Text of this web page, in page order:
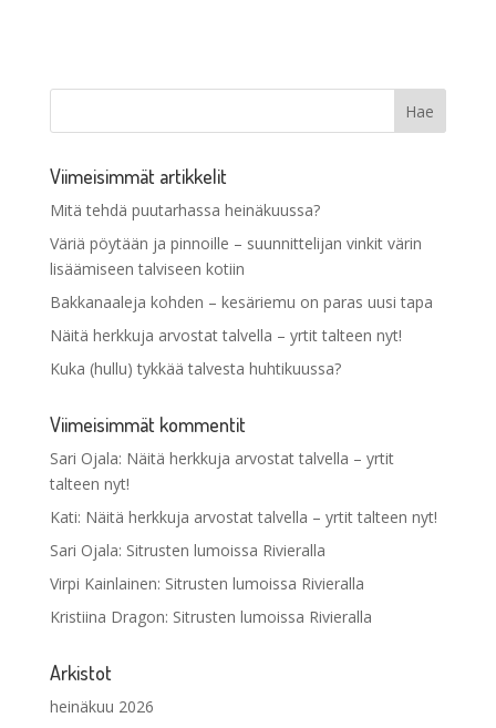
Viimeisimmät artikkelit
Mitä tehdä puutarhassa heinäkuussa?
Väriä pöytään ja pinnoille – suunnittelijan vinkit värin
lisäämiseen talviseen kotiin
Bakkanaaleja kohden – kesäriemu on paras uusi tapa
Näitä herkkuja arvostat talvella – yrtit talteen nyt!
Kuka (hullu) tykkää talvesta huhtikuussa?
Viimeisimmät kommentit
Sari Ojala: Näitä herkkuja arvostat talvella – yrtit
talteen nyt!
Kati: Näitä herkkuja arvostat talvella – yrtit talteen nyt!
Sari Ojala: Sitrusten lumoissa Rivieralla
Virpi Kainlainen: Sitrusten lumoissa Rivieralla
Kristiina Dragon: Sitrusten lumoissa Rivieralla
Arkistot
heinäkuu 2026